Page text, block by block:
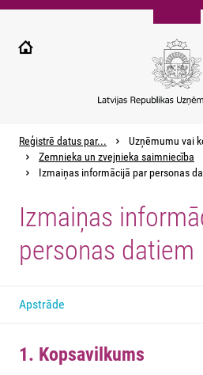
Pārlekt
galveno
Reģistrē datus par...
Uzņēmumu vai
Zemnieka un zvejnieka saimniecība
Izmaiņas informācijā par personas
Izmaiņas
personas datiem
Apstrāde
1. Kopsavilkums